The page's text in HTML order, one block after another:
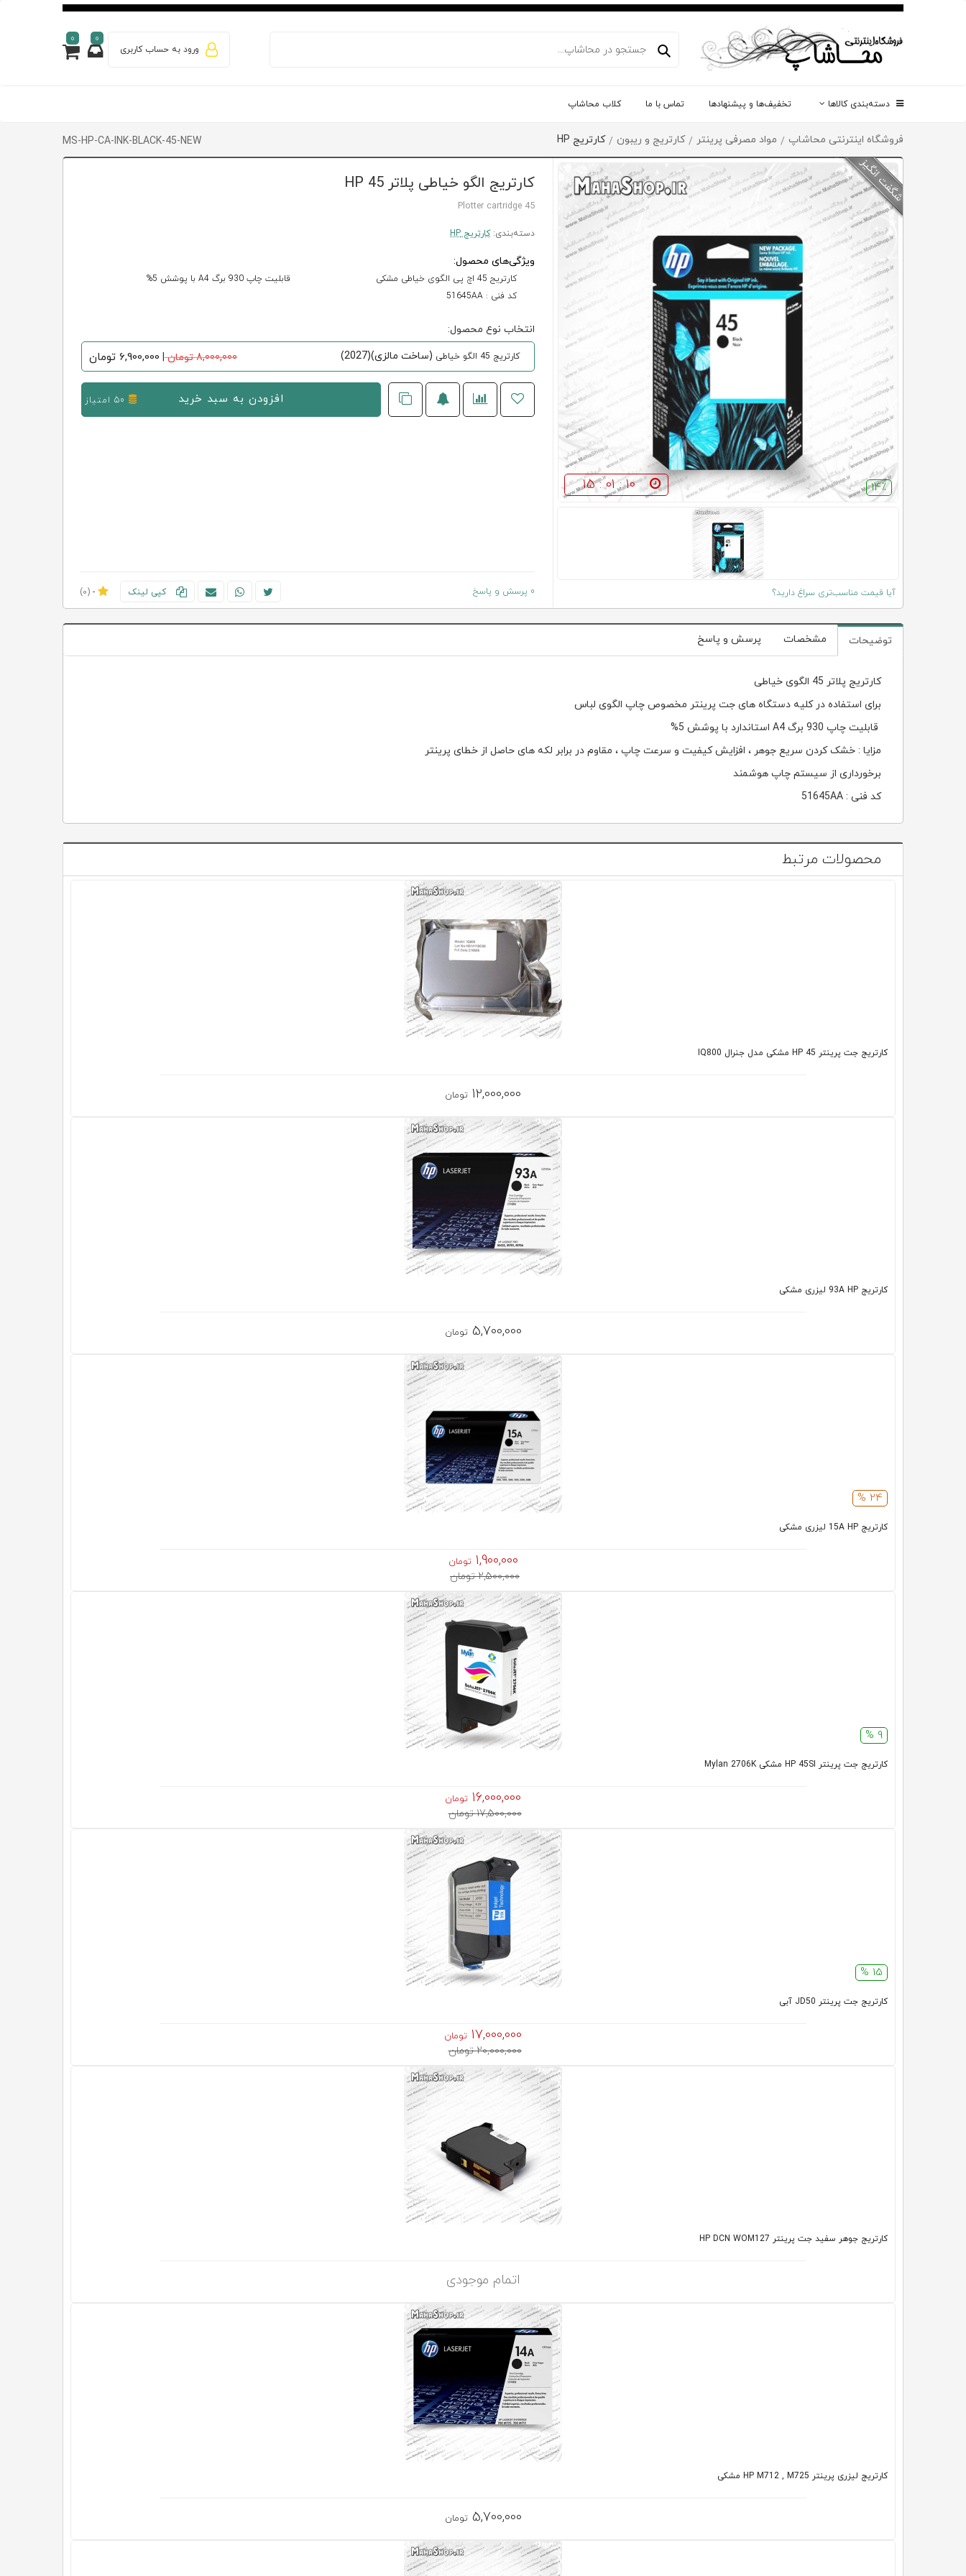
ورود به حساب کاربری
0
0
دسته‌بندی کالاها تخفیف‌ها و پیشنهادها تماس با ما کلاب محاشاپ
فروشگاه اینترنتی محاشاپ / مواد مصرفی پرینتر / کارتریج و ریبون / کارتریج HP MS-HP-CA-INK-BLACK-45-NEW
15 : 01 : 09 14٪
آیا قیمت مناسب‌تری سراغ دارید؟
کارتریج الگو خیاطی پلاتر HP 45
45 Plotter cartridge
دسته‌بندی:کارتریج HP
ویژگی‌های محصول:
کارتریج 45 اچ پی الگوی خیاطی مشکی
قابلیت چاپ 930 برگ A4 با پوشش 5%
کد فنی : 51645AA
انتخاب نوع محصول:
کارتریج 45 الگو خیاطی (ساخت مالزی)(2027) 8,000,000 تومان |
6,900,000 تومان
افزودن به سبد خرید 50 امتیاز
0 پرسش و پاسخ کپی لینک -
(0)
توضیحات مشخصات پرسش و پاسخ
کارتریج پلاتر 45 الگوی خیاطی
برای استفاده در کلیه دستگاه های جت پرینتر مخصوص چاپ الگوی لباس
قابلیت چاپ 930 برگ A4 استاندارد با پوشش 5%
مزایا : خشک کردن سریع جوهر ، افزایش کیفیت و سرعت چاپ ، مقاوم در برابر لکه های حاصل از خطای پرینتر
برخورداری از سیستم چاپ هوشمند
کد فنی : 51645AA
محصولات مرتبط
کارتریج جت پرینتر HP 45 مشکی مدل جنرال IQ800
12,000,000 تومان
کارتریج 93A HP لیزری مشکی
5,700,000 تومان
24 %
کارتریج 15A HP لیزری مشکی
1,900,000 تومان
2,500,000 تومان
9 %
کارتریج جت پرینتر HP 45SI مشکی Mylan 2706K
16,000,000 تومان
17,500,000 تومان
15 %
کارتریج جت پرینتر JD50 آبی
17,000,000 تومان
20,000,000 تومان
کارتریج جوهر سفید جت پرینتر HP DCN WOM127
اتمام موجودی
کارتریج لیزری پرینتر HP M712 , M725 مشکی
5,700,000 تومان